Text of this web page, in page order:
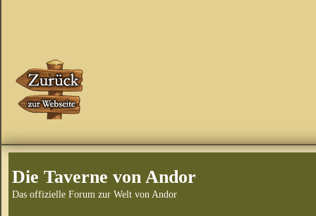
Die Taverne von Andor
Das offizielle Forum zur Welt von Andor